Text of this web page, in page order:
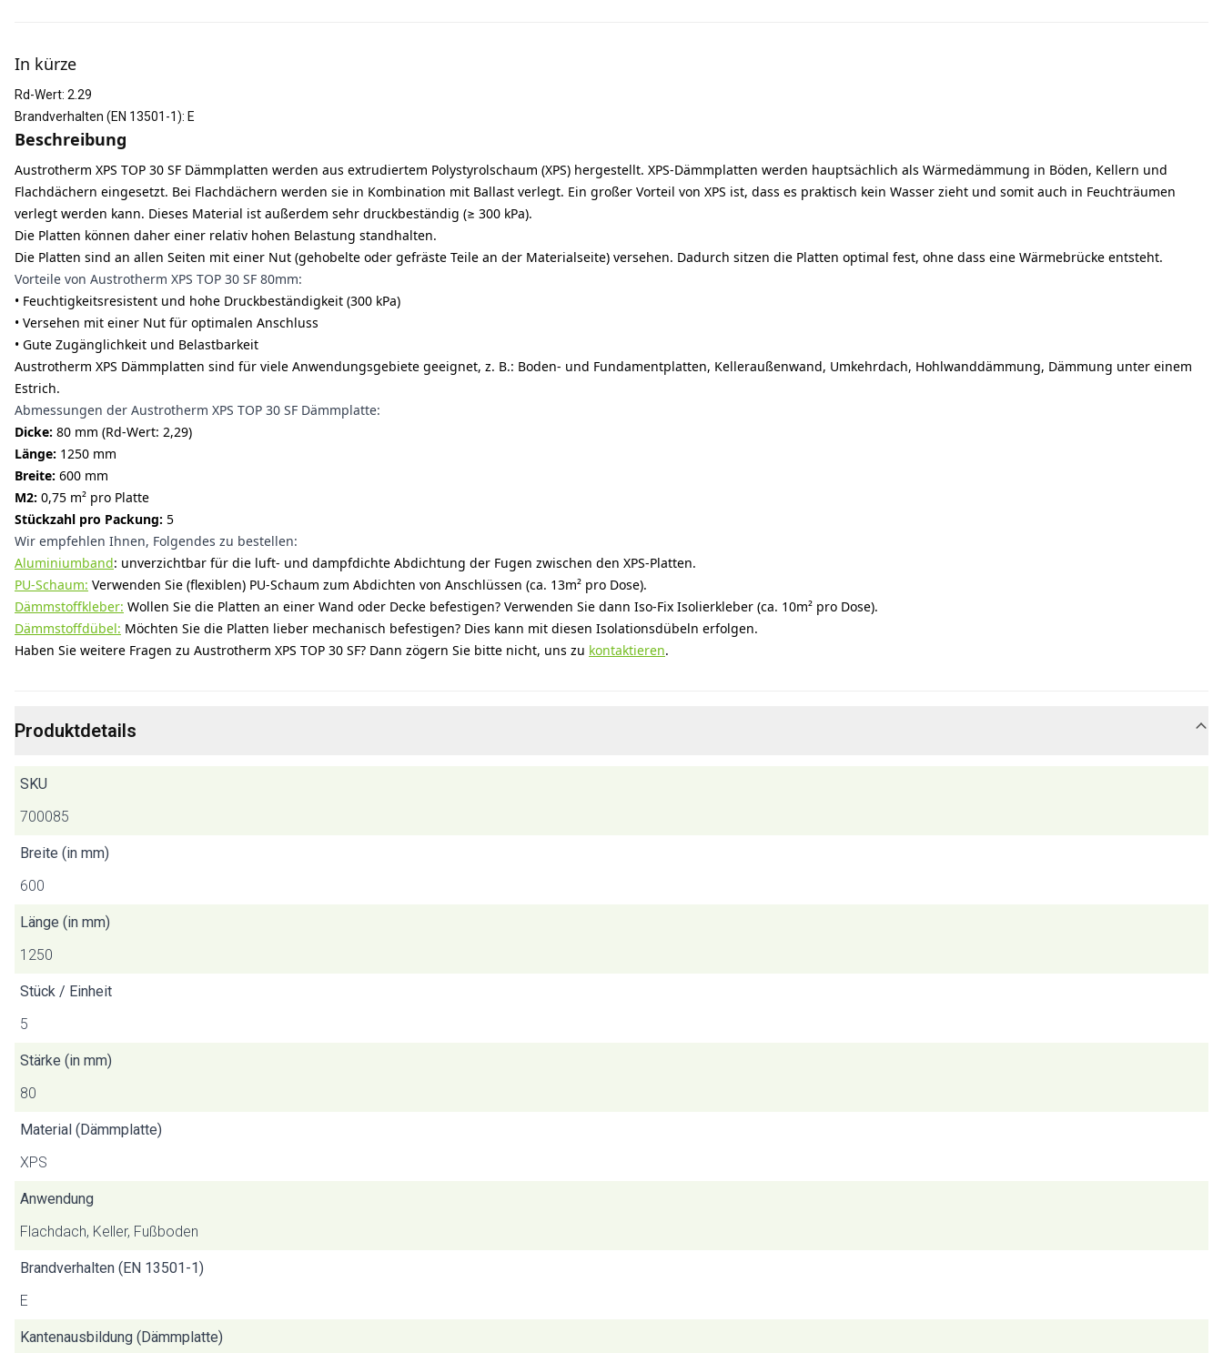
In kürze
Rd-Wert: 2.29
Brandverhalten (EN 13501-1): E
Beschreibung
Austrotherm XPS TOP 30 SF Dämmplatten werden aus extrudiertem Polystyrolschaum (XPS) hergestellt. XPS-Dämmplatten werden hauptsächlich als Wärmedämmung in Böden, Kellern und
Flachdächern eingesetzt. Bei Flachdächern werden sie in Kombination mit Ballast verlegt. Ein großer Vorteil von XPS ist, dass es praktisch kein Wasser zieht und somit auch in Feuchträumen
verlegt werden kann. Dieses Material ist außerdem sehr druckbeständig (≥ 300 kPa).
Die Platten können daher einer relativ hohen Belastung standhalten.
Die Platten sind an allen Seiten mit einer Nut (gehobelte oder gefräste Teile an der Materialseite) versehen. Dadurch sitzen die Platten optimal fest, ohne dass eine Wärmebrücke entsteht.
Vorteile von Austrotherm XPS TOP 30 SF 80mm:
• Feuchtigkeitsresistent und hohe Druckbeständigkeit (300 kPa)
• Versehen mit einer Nut für optimalen Anschluss
• Gute Zugänglichkeit und Belastbarkeit
Austrotherm XPS Dämmplatten sind für viele Anwendungsgebiete geeignet, z. B.: Boden- und Fundamentplatten, Kelleraußenwand, Umkehrdach, Hohlwanddämmung, Dämmung unter einem
Estrich.
Abmessungen der Austrotherm XPS TOP 30 SF Dämmplatte:
Dicke: 80 mm (Rd-Wert: 2,29)
Länge: 1250 mm
Breite: 600 mm
M2: 0,75 m² pro Platte
Stückzahl pro Packung: 5
Wir empfehlen Ihnen, Folgendes zu bestellen:
Aluminiumband: unverzichtbar für die luft- und dampfdichte Abdichtung der Fugen zwischen den XPS-Platten.
PU-Schaum: Verwenden Sie (flexiblen) PU-Schaum zum Abdichten von Anschlüssen (ca. 13m² pro Dose).
Dämmstoffkleber: Wollen Sie die Platten an einer Wand oder Decke befestigen? Verwenden Sie dann Iso-Fix Isolierkleber (ca. 10m² pro Dose).
Dämmstoffdübel: Möchten Sie die Platten lieber mechanisch befestigen? Dies kann mit diesen Isolationsdübeln erfolgen.
Haben Sie weitere Fragen zu Austrotherm XPS TOP 30 SF? Dann zögern Sie bitte nicht, uns zu kontaktieren.
Produktdetails
SKU
700085
Breite (in mm)
600
Länge (in mm)
1250
Stück / Einheit
5
Stärke (in mm)
80
Material (Dämmplatte)
XPS
Anwendung
Flachdach, Keller, Fußboden
Brandverhalten (EN 13501-1)
E
Kantenausbildung (Dämmplatte)